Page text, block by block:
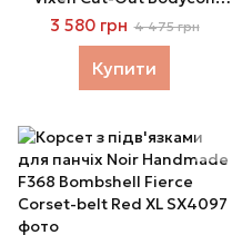
Dress XL
3 580 грн 4 475 грн
Купити